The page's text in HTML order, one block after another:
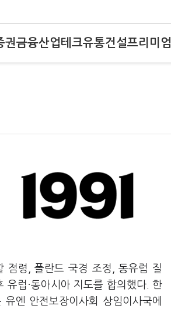
권금융산업테크유통건설프리미엄
점령, 폴란드 국경 조정, 동유럽 질
럽·동아시아 지도를 합의했다. 한
엔 안전보장이사회 상임이사국에